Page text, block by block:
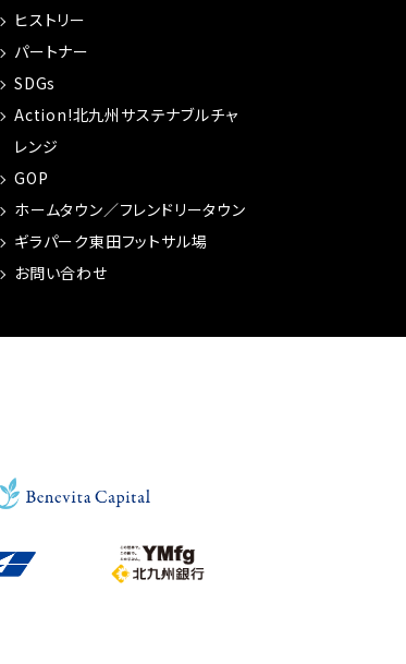
ヒストリー
パートナー
SDGs
Action!北九州サステナブルチャ
レンジ
GOP
ホームタウン／フレンドリータウン
ギラパーク東田フットサル場
お問い合わせ